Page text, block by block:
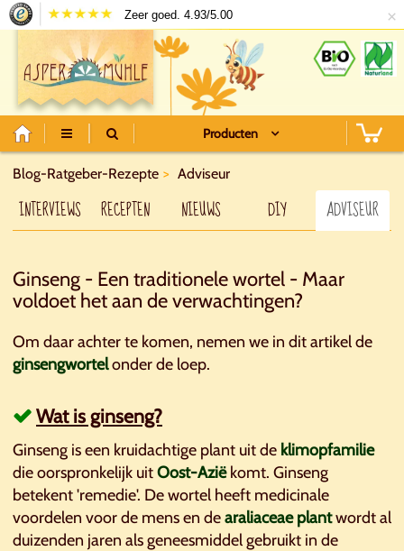
Zeer goed. 4.93/5.00 ×
Producten
Blog-Ratgeber-Rezepte Adviseur
INTERVIEWS RECEPTEN NIEUWS DIY ADVISEUR
Ginseng - Een traditionele wortel - Maar
voldoet het aan de verwachtingen?
Om daar achter te komen, nemen we in dit artikel de
ginsengwortelonder de loep.
Wat is ginseng?
Ginseng is een kruidachtige plant uit de klimopfamilie
die oorspronkelijk uitOost-Aziëkomt. Ginseng
betekent 'remedie'. De wortel heeft medicinale
voordelen voor de mens en dearaliaceae plantwordt al
duizenden jaren als geneesmiddel gebruikt in de